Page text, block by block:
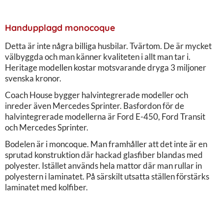
Handupplagd monocoque
Detta är inte några billiga husbilar. Tvärtom. De är mycket
välbyggda och man känner kvaliteten i allt man tar i.
Heritage modellen kostar motsvarande dryga 3 miljoner
svenska kronor.
Coach House bygger halvintegrerade modeller och
inreder även Mercedes Sprinter. Basfordon för de
halvintegrerade modellerna är Ford E-450, Ford Transit
och Mercedes Sprinter.
Bodelen är i moncoque. Man framhåller att det inte är en
sprutad konstruktion där hackad glasfiber blandas med
polyester. Istället används hela mattor där man rullar in
polyestern i laminatet. På särskilt utsatta ställen förstärks
laminatet med kolfiber.